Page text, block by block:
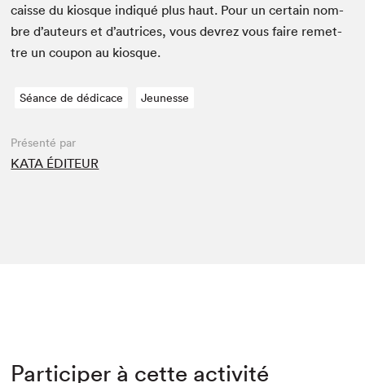
caisse du kiosque indiqué plus haut. Pour un cer­tain nom­
bre d’auteurs et d’autrices, vous devrez vous faire remet­
tre un coupon au kiosque.
Séance de dédicace Jeunesse
Présenté par
KATA ÉDITEUR
Participer à cette activité